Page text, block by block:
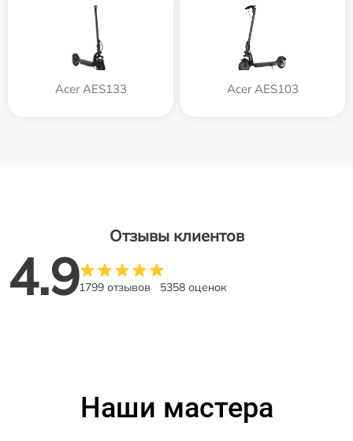
Acer AES133 Acer AES103
Отзывы клиентов
4.91799 отзывов 5358 оценок
Наши мастера